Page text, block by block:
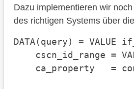
Dazu implementieren wir
des richtigen Systems über
DATA(query) = VALUE
cscn_id_range =
ca_property   =